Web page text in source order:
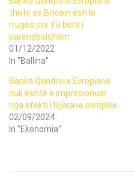
thotë se Bitcoin është
rrugës për t’u bërë i
parëndësishëm
01/12/2022
In "Ballina"
Banka Qendrore Evropiane
nuk është e impresionuar
nga efekti I lojërave olimpike
02/09/2024
In "Ekonomia"